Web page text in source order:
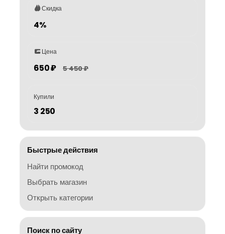
Скидка
4%
Цена
650 ₽ 5 450 ₽
Купили
3 250
Быстрые действия
Найти промокод
Выбрать магазин
Открыть категории
Поиск по сайту